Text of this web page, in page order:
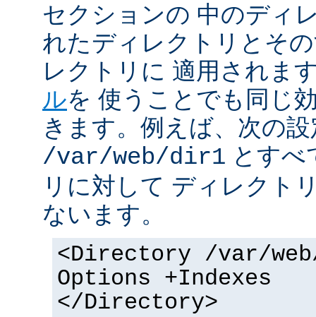
セクションの 中のディ
れたディレクトリとそ
レクトリに 適用されま
ルを 使うことでも同じ
きます。例えば、次の
/var/web/dir1 とすべ
リに対して ディレクト
ないます。
<Directory /var/
Options +Indexes
</Directory>